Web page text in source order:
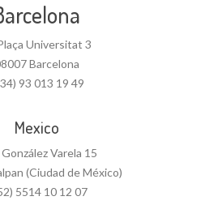
Universitat 3
Barcelona
93 013 19 49
Mexico
González Varela 15
(Ciudad de México)
5514 10 12 07